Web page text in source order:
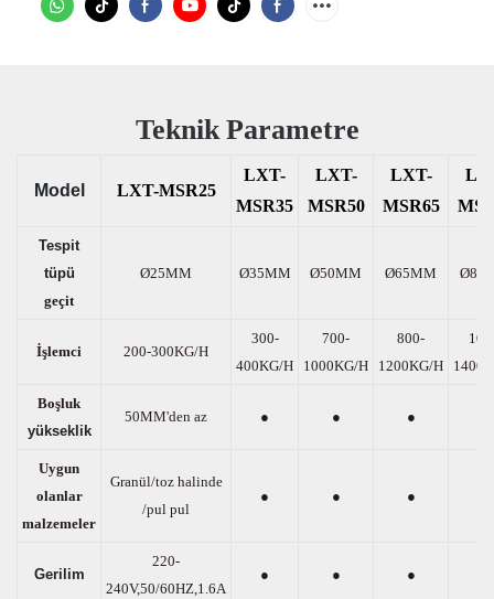
Teknik Parametre
Model LXT-MSR25
LXT-
MSR35
LXT-
MSR50
LXT-
MSR65
Tespit
tüpü
geçit
Ø25MM Ø35MM Ø50MM Ø65MM
İşlemci 200-300KG/H
300-
400KG/H
700-
1000KG/H
800-
1200KG/H
Boşluk
yükseklik
50MM'den az ● ● ●
Uygun
olanlar
malzemeler
Granül/toz halinde
/pul pul
● ● ●
Gerilim
220-
240V,50/60HZ,1.6A
● ● ●